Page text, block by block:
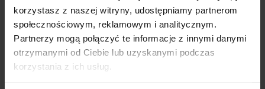
korzystasz z naszej witryny, udostępniamy partnerom
społecznościowym, reklamowym i analitycznym.
Partnerzy mogą połączyć te informacje z innymi danymi
otrzymanymi od Ciebie lub uzyskanymi podczas
korzystania z ich usług.